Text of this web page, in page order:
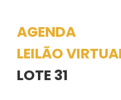
AGENDA
LEILÃO
LOTE 31